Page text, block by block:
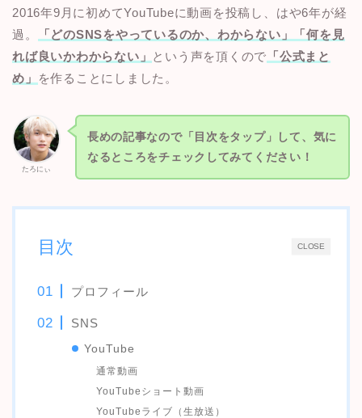
2016年9月に初めてYouTubeに動画を投稿し、はや6年が経
過。
「どのSNSをやっているのか、わからない」「何を見
れば良いかわからない」 という声を頂くので 「公式まと
め」
を作ることにしました。
たろにぃ
長めの記事なので「目次をタップ」して、気に
なるところをチェックしてみてください！
CLOSE
目次
プロフィール
SNS
YouTube
通常動画
YouTubeショート動画
YouTubeライブ（生放送）